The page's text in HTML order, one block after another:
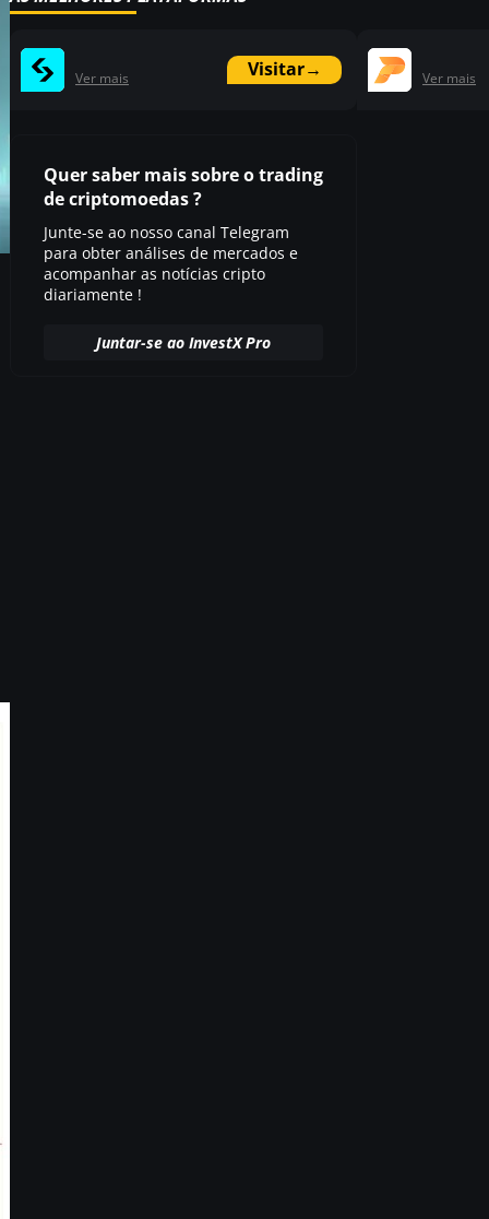
Visitar→
Ver mais Ver mais
Quer saber mais sobre o trading
de criptomoedas ?
Junte-se ao nosso canal Telegram
para obter análises de mercados e
acompanhar as notícias cripto
diariamente !
Juntar-se ao InvestX Pro